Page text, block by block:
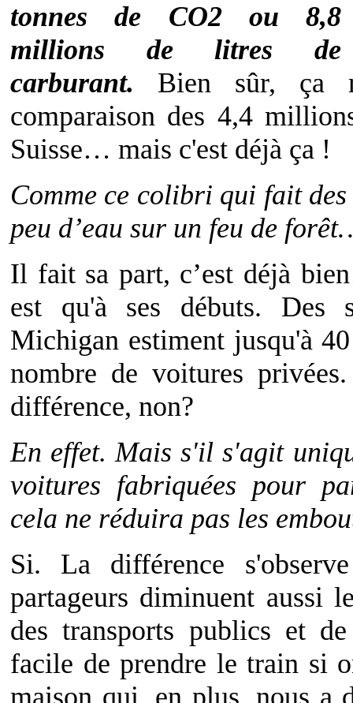
tonnes de CO2 ou 8,8
millions de litres de
carburant. Bien sûr, ça
comparaison des 4,4
Suisse… mais c'est déjà ça !
Comme ce colibri qui fait
peu d’eau sur un feu de
Il fait sa part, c’est déjà
est qu'à ses débuts. Des
Michigan estiment jusqu'à
nombre de voitures
différence, non?
En effet. Mais s'il s'agit
voitures fabriquées pour
cela ne réduira pas les
Si. La différence
partageurs diminuent aussi
des transports publics et
facile de prendre le train si
maison qui, en plus, nous a